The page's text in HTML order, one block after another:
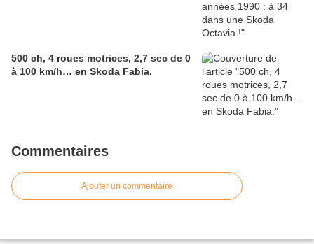
500 ch, 4 roues motrices, 2,7 sec de 0
à 100 km/h… en Skoda Fabia.
Commentaires
Ajouter un commentaire